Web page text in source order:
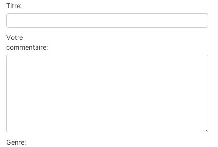
Titre:
Votre
commentaire:
Genre: